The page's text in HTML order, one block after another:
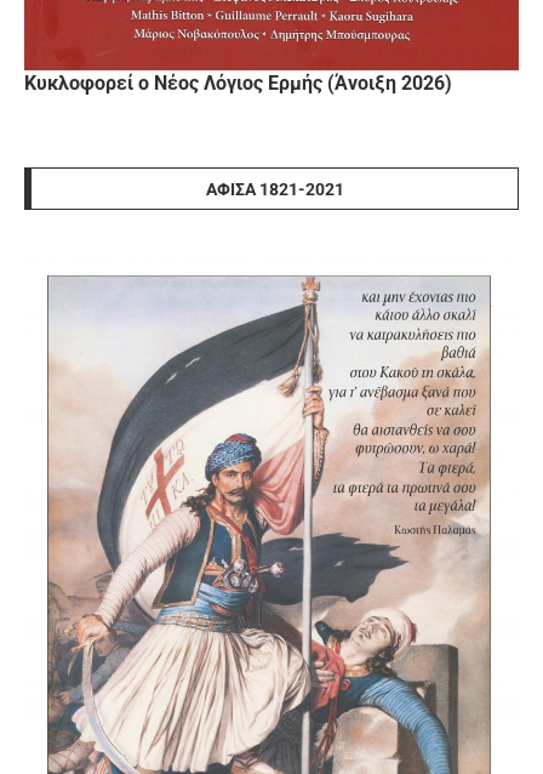
Κυκλοφορεί ο Νέος Λόγιος Ερμής (Άνοιξη 2026)
ΑΦΊΣΑ 1821-2021